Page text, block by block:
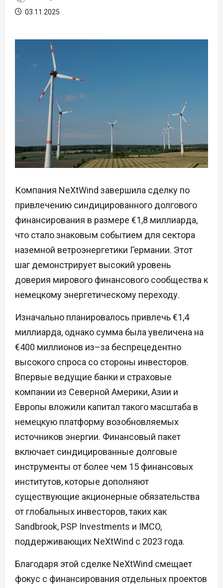
03.11.2025
Компания NeXtWind завершила сделку по
привлечению синдицированного долгового
финансирования в размере €1,8 миллиарда,
что стало знаковым событием для сектора
наземной ветроэнергетики Германии. Этот
шаг демонстрирует высокий уровень
доверия мирового финансового сообщества к
немецкому энергетическому переходу.
Изначально планировалось привлечь €1,4
миллиарда, однако сумма была увеличена на
€400 миллионов из–за беспрецедентно
высокого спроса со стороны инвесторов.
Впервые ведущие банки и страховые
компании из Северной Америки, Азии и
Европы вложили капитал такого масштаба в
немецкую платформу возобновляемых
источников энергии. Финансовый пакет
включает синдицированные долговые
инструменты от более чем 15 финансовых
институтов, которые дополняют
существующие акционерные обязательства
от глобальных инвесторов, таких как
Sandbrook, PSP Investments и IMCO,
поддерживающих NeXtWind с 2023 года.
Благодаря этой сделке NeXtWind смещает
фокус с финансирования отдельных проектов